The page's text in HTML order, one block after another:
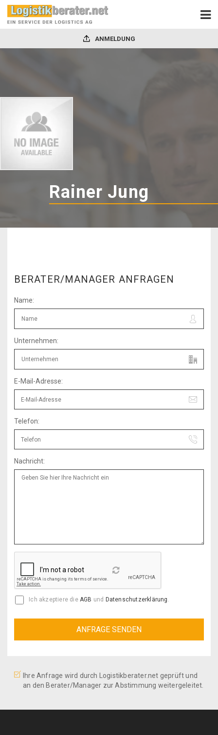
ANMELDUNG
Rainer Jung
BERATER/MANAGER ANFRAGEN
Name:
Unternehmen:
E-Mail-Adresse:
Telefon:
Nachricht:
Reload
Ich akzeptiere die AGB und Datenschutzerklärung .
Ihre Anfrage wird durch Logistikberater.net geprüft und
an den Berater/Manager zur Abstimmung weitergeleitet.